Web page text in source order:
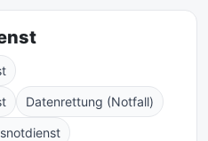
Datenrettung (Notfall)